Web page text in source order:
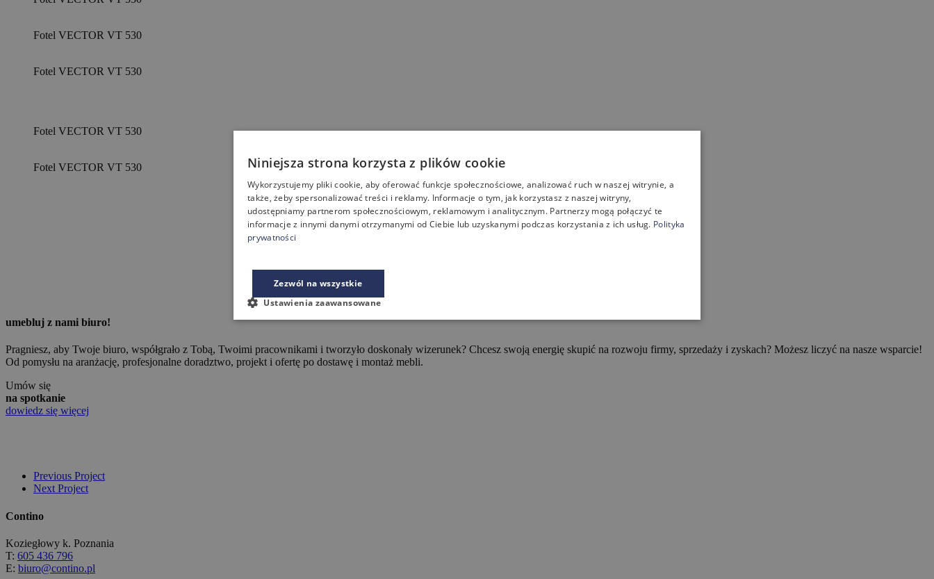
Fotel VECTOR VT 530
Fotel VECTOR VT 530
Fotel VECTOR VT 530
Fotel VECTOR VT 530
umebluj z nami biuro!
Pragniesz, aby Twoje biuro, współgrało z Tobą, Twoimi pracownikami i tworzyło doskonały wizerunek? Chcesz swoją energię skupić na rozwoju firmy, sprzedaży i zyskach? Możesz liczyć na nasze wsparcie!
Od pomysłu na aranżację, profesjonalne doradztwo, projekt i ofertę po dostawę i montaż mebli.
Umów się
na spotkanie
dowiedz się więcej
Previous Project
Next Project
Contino
Koziegłowy k. Poznania
T: 605 436 796
E: biuro@contino.pl
Niniejsza strona korzysta z plików cookie
Wykorzystujemy pliki cookie, aby oferować funkcje społecznościowe, analizować ruch w naszej witrynie, a
także, żeby spersonalizować treści i reklamy. Informacje o tym, jak korzystasz z naszej witryny,
udostępniamy partnerom społecznościowym, reklamowym i analitycznym. Partnerzy mogą połączyć te
informacje z innymi danymi otrzymanymi od Ciebie lub uzyskanymi podczas korzystania z ich usług. Polityka
prywatności
Zezwól na wszystkie
Ustawienia zaawansowane